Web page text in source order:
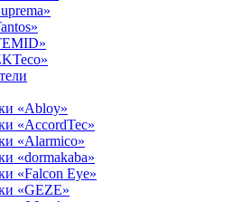
«Abloy»
«AccordTec»
«Alarmico»
«dormakaba»
«Falcon Eye»
«GEZE»